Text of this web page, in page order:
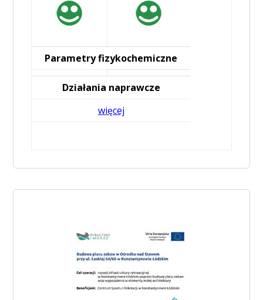
Parametry fizykochemiczne
Działania naprawcze
więcej